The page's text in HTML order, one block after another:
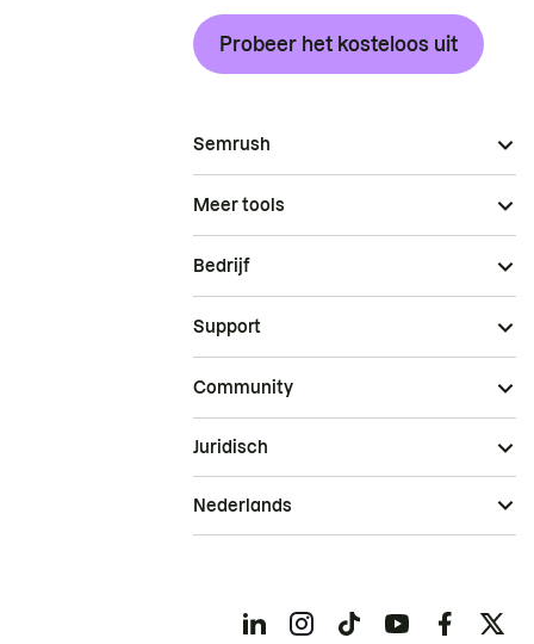
Probeer het kosteloos uit
Semrush
Meer tools
Bedrijf
Support
Community
Juridisch
Nederlands